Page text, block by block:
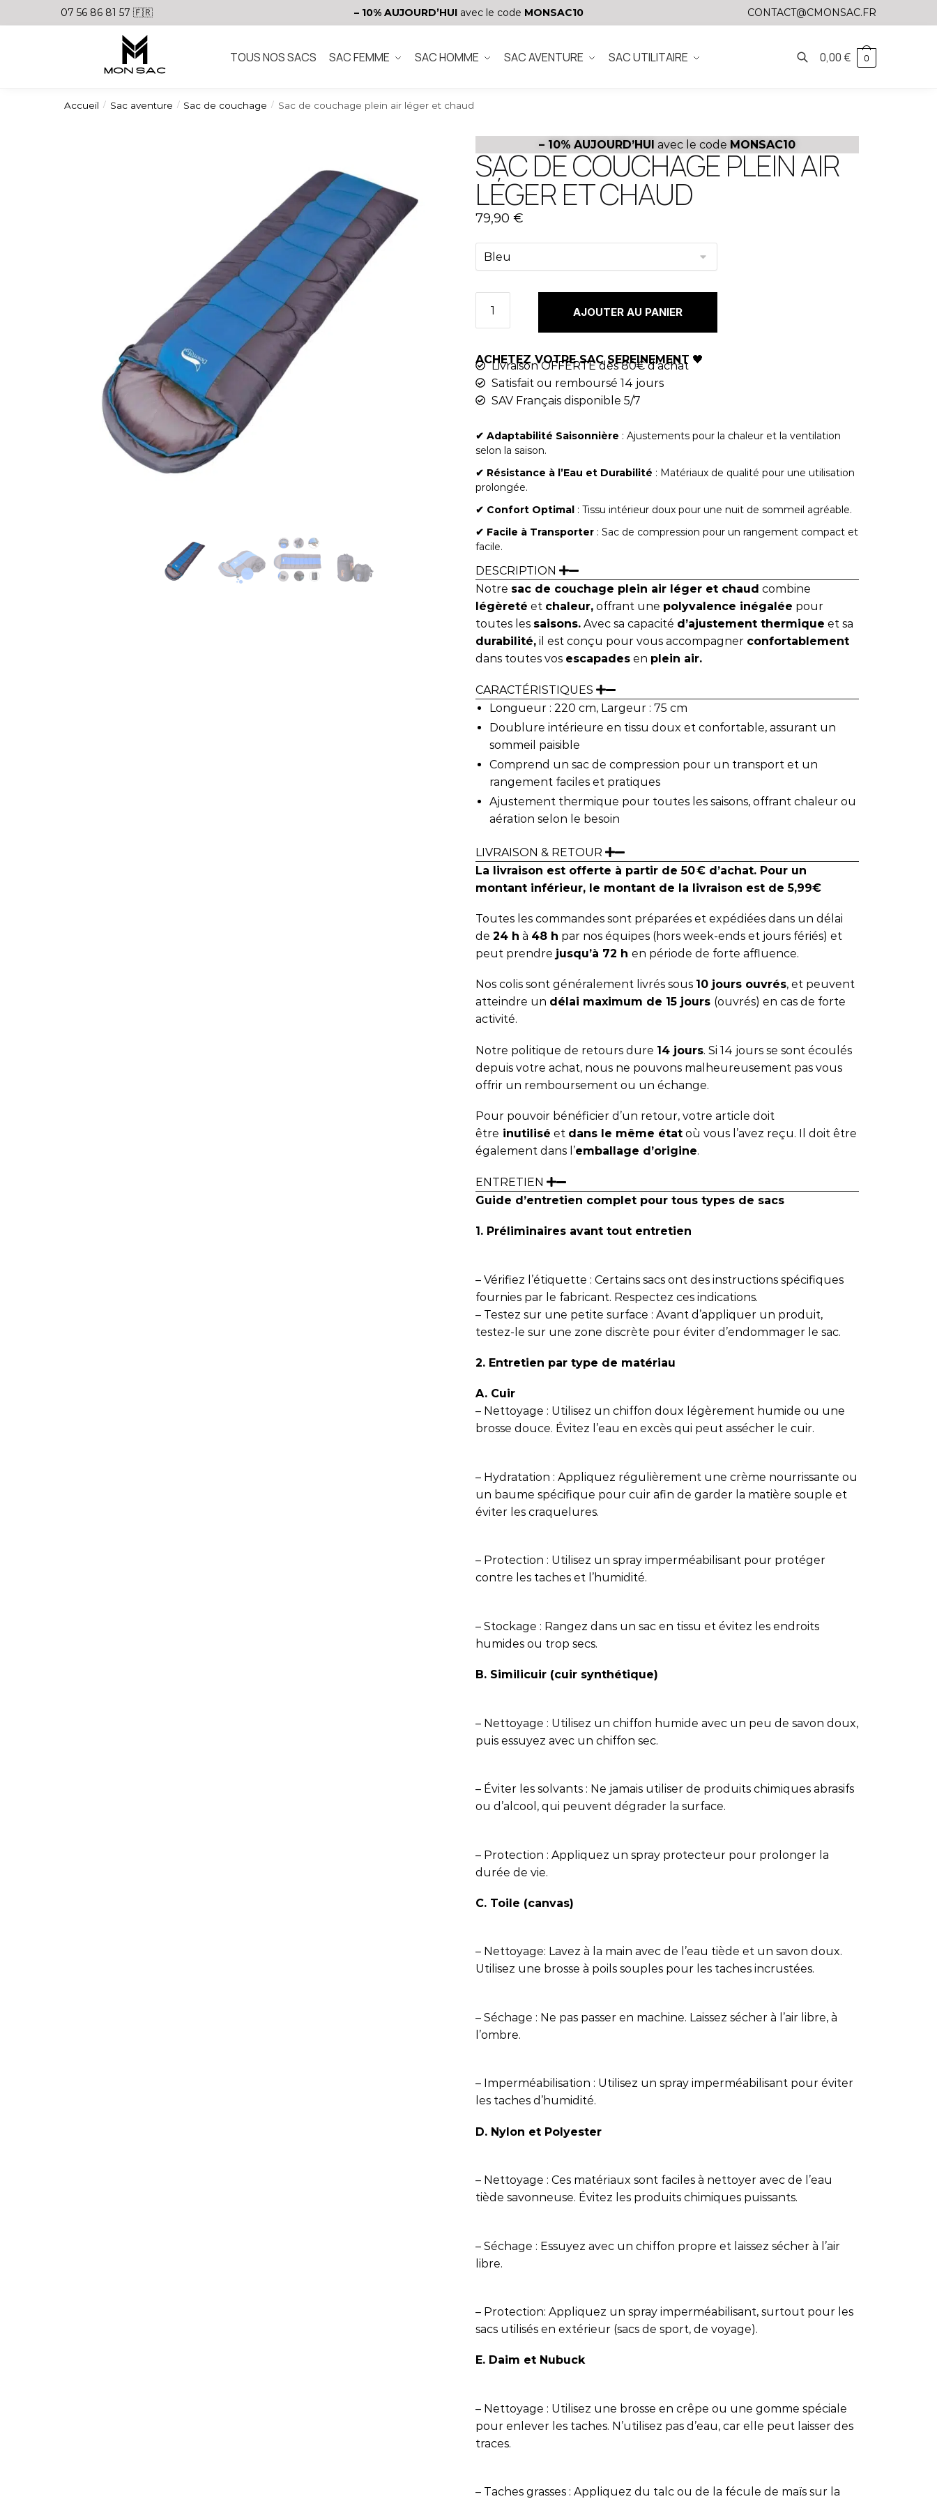
07 56 86 81 57 🇫🇷 – 10% AUJOURD’HUIavec le code MONSAC10 CONTACT@CMONSAC.FR
TOUS NOS SACS SAC FEMME SAC HOMME SAC AVENTURE SAC UTILITAIRE 0,00 € 0
Accueil / Sac aventure / Sac de couchage / Sac de couchage plein air léger et chaud
– 10% AUJOURD’HUI avec le code MONSAC10
SAC DE COUCHAGE PLEIN AIR
LÉGER ET CHAUD
79,90 €
AJOUTER AU PANIER
ACHETEZ VOTRE SAC SEREINEMENT 🖤
Livraison OFFERTE dès 80€ d'achat
Satisfait ou remboursé 14 jours
SAV Français disponible 5/7
✔︎ Adaptabilité Saisonnière : Ajustements pour la chaleur et la ventilation
selon la saison.
✔︎ Résistance à l’Eau et Durabilité : Matériaux de qualité pour une utilisation
prolongée.
✔︎ Confort Optimal : Tissu intérieur doux pour une nuit de sommeil agréable.
✔︎ Facile à Transporter : Sac de compression pour un rangement compact et
facile.
DESCRIPTION
Notre sac de couchage plein air léger et chaud combine
légèreté et chaleur, offrant une polyvalence inégalée pour
toutes les saisons. Avec sa capacité d’ajustement thermique et sa
durabilité, il est conçu pour vous accompagner confortablement
dans toutes vos escapades en plein air.
CARACTÉRISTIQUES
Longueur : 220 cm, Largeur : 75 cm
Doublure intérieure en tissu doux et confortable, assurant un
sommeil paisible
Comprend un sac de compression pour un transport et un
rangement faciles et pratiques
Ajustement thermique pour toutes les saisons, offrant chaleur ou
aération selon le besoin
LIVRAISON & RETOUR
La livraison est offerte à partir de 50 € d’achat. Pour un
montant inférieur, le montant de la livraison est de 5,99€
Toutes les commandes sont préparées et expédiées dans un délai
de 24 h à 48 h par nos équipes (hors week-ends et jours fériés) et
peut prendre jusqu’à 72 h en période de forte affluence.
Nos colis sont généralement livrés sous 10 jours ouvrés, et peuvent
atteindre un délai maximum de 15 jours (ouvrés) en cas de forte
activité.
Notre politique de retours dure 14 jours. Si 14 jours se sont écoulés
depuis votre achat, nous ne pouvons malheureusement pas vous
offrir un remboursement ou un échange.
Pour pouvoir bénéficier d’un retour, votre article doit
être inutilisé et dans le même état où vous l’avez reçu. Il doit être
également dans l’emballage d’origine.
ENTRETIEN
Guide d’entretien complet pour tous types de sacs
1. Préliminaires avant tout entretien
– Vérifiez l’étiquette : Certains sacs ont des instructions spécifiques
fournies par le fabricant. Respectez ces indications.
– Testez sur une petite surface : Avant d’appliquer un produit,
testez-le sur une zone discrète pour éviter d’endommager le sac.
2. Entretien par type de matériau
A. Cuir
– Nettoyage : Utilisez un chiffon doux légèrement humide ou une
brosse douce. Évitez l’eau en excès qui peut assécher le cuir.
– Hydratation : Appliquez régulièrement une crème nourrissante ou
un baume spécifique pour cuir afin de garder la matière souple et
éviter les craquelures.
– Protection : Utilisez un spray imperméabilisant pour protéger
contre les taches et l’humidité.
– Stockage : Rangez dans un sac en tissu et évitez les endroits
humides ou trop secs.
B. Similicuir (cuir synthétique)
– Nettoyage : Utilisez un chiffon humide avec un peu de savon doux,
puis essuyez avec un chiffon sec.
– Éviter les solvants : Ne jamais utiliser de produits chimiques abrasifs
ou d’alcool, qui peuvent dégrader la surface.
– Protection : Appliquez un spray protecteur pour prolonger la
durée de vie.
C. Toile (canvas)
– Nettoyage: Lavez à la main avec de l’eau tiède et un savon doux.
Utilisez une brosse à poils souples pour les taches incrustées.
– Séchage : Ne pas passer en machine. Laissez sécher à l’air libre, à
l’ombre.
– Imperméabilisation : Utilisez un spray imperméabilisant pour éviter
les taches d’humidité.
D. Nylon et Polyester
– Nettoyage : Ces matériaux sont faciles à nettoyer avec de l’eau
tiède savonneuse. Évitez les produits chimiques puissants.
– Séchage : Essuyez avec un chiffon propre et laissez sécher à l’air
libre.
– Protection: Appliquez un spray imperméabilisant, surtout pour les
sacs utilisés en extérieur (sacs de sport, de voyage).
E. Daim et Nubuck
– Nettoyage : Utilisez une brosse en crêpe ou une gomme spéciale
pour enlever les taches. N’utilisez pas d’eau, car elle peut laisser des
traces.
– Taches grasses : Appliquez du talc ou de la fécule de maïs sur la